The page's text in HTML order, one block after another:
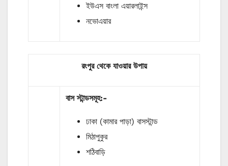
ইউএস বাংলা এয়ারলাইন্স
নভোএয়ার
রংপুর থেকে যাওয়ার উপায়
বাস স্টান্ডসমূহ:-
ঢাকা (কামার পাড়া) বাসস্টান্ড
মিঠাপুকুর
শঠিবাড়ি